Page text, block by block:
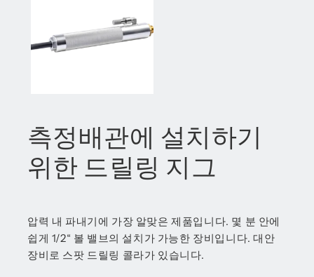
측정배관에 설치하기
위한 드릴링 지그
압력 내 파내기에 가장 알맞은 제품입니다. 몇 분 안에
쉽게 1/2“ 볼 밸브의 설치가 가능한 장비입니다. 대안
장비로 스팟 드릴링 콜라가 있습니다.